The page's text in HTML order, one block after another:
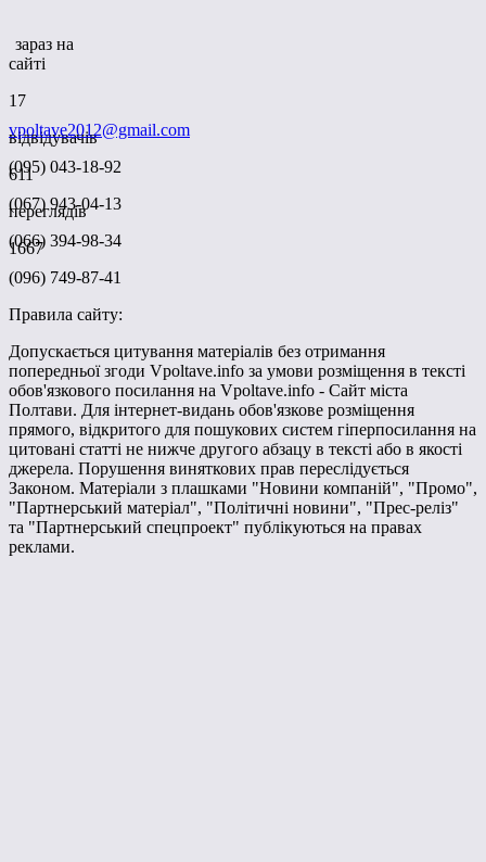
зараз на
сайті
17
відвідувачів
611
переглядів
1667
vpoltave2012@gmail.com
(095) 043-18-92
(067) 943-04-13
(066) 394-98-34
(096) 749-87-41
Правила сайту:
Допускається цитування матеріалів без отримання
попередньої згоди Vpoltave.info за умови розміщення в тексті
обов'язкового посилання на Vpoltave.info - Сайт міста
Полтави. Для інтернет-видань обов'язкове розміщення
прямого, відкритого для пошукових систем гіперпосилання на
цитовані статті не нижче другого абзацу в тексті або в якості
джерела. Порушення виняткових прав переслідується
Законом. Матеріали з плашками "Новини компаній", "Промо",
"Партнерський матеріал", "Політичні новини", "Прес-реліз"
та "Партнерський спецпроект" публікуються на правах
реклами.